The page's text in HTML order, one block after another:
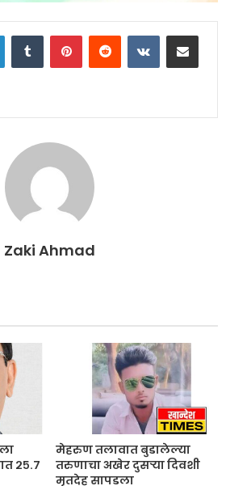
LinkedInTumblr PinterestReddit VKontakteShare via Email
Zaki Ahmad
२५.७
मेहरुण तलावात बुडालेल्या
तरुणाचा अखेर दुसऱ्या दिवशी
मृतदेह सापडला